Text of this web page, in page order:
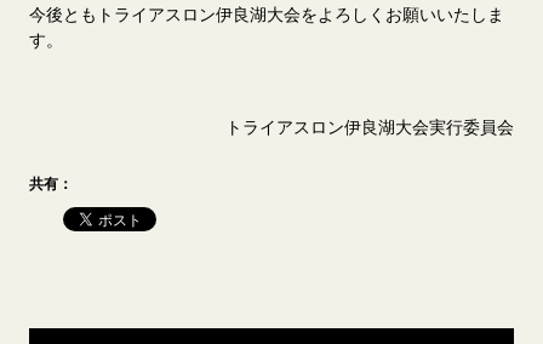
今後ともトライアスロン伊良湖大会をよろしくお願いいたしま
す。
トライアスロン伊良湖大会実行委員会
共有：